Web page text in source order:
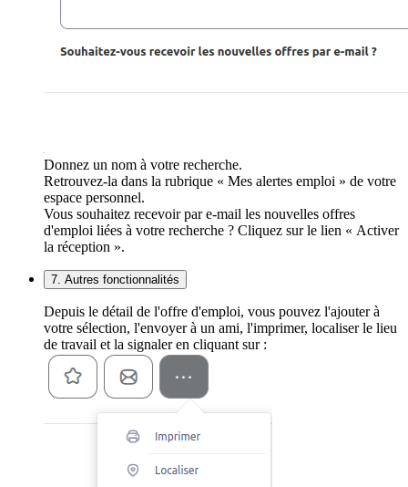
Donnez un nom à votre recherche.
Retrouvez-la dans la rubrique « Mes alertes emploi » de votre
espace personnel.
Vous souhaitez recevoir par e-mail les nouvelles offres
d'emploi liées à votre recherche ? Cliquez sur le lien « Activer
la réception ».
7. Autres fonctionnalités
Depuis le détail de l'offre d'emploi, vous pouvez l'ajouter à
votre sélection, l'envoyer à un ami, l'imprimer, localiser le lieu
de travail et la signaler en cliquant sur :